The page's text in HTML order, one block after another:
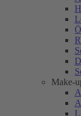
Make-